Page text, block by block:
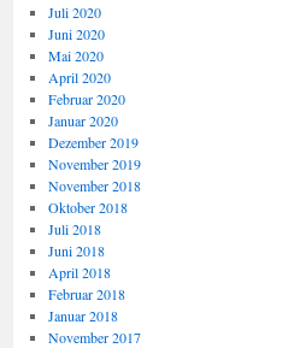
Juli 2020
Juni 2020
Mai 2020
April 2020
Februar 2020
Januar 2020
Dezember 2019
November 2019
November 2018
Oktober 2018
Juli 2018
Juni 2018
April 2018
Februar 2018
Januar 2018
November 2017